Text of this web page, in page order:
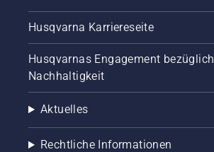
Husqvarna Karriereseite
Husqvarnas Engagement bezüglich
Nachhaltigkeit
Aktuelles
Rechtliche Informationen